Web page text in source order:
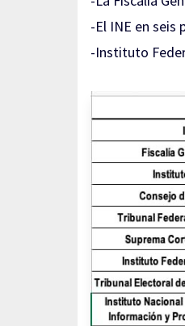
-El INE en seis
-Instituto